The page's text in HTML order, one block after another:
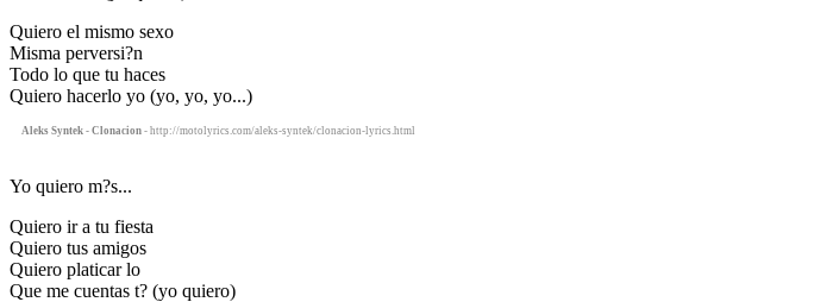
Quiero el mismo sexo
Misma perversi?n
Todo lo que tu haces
Quiero hacerlo yo (yo, yo, yo...)
Aleks Syntek - Clonacion - http://motolyrics.com/aleks-syntek/clonacion-lyrics.html
Yo quiero m?s...
Quiero ir a tu fiesta
Quiero tus amigos
Quiero platicar lo
Que me cuentas t? (yo quiero)